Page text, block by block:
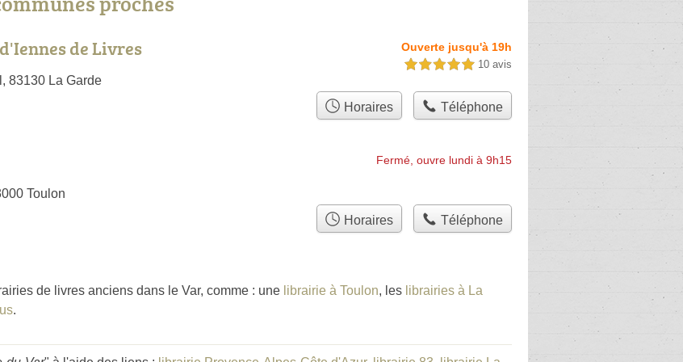
de Livres
83130 La Garde
Ouverte jusqu'à 19h
5,0 étoiles sur 5 10 avis
Horaires Téléphone
Toulon
Fermé, ouvre lundi à 9h15
Horaires Téléphone
de livres anciens dans le Var, comme : une librairie à Toulon, les librairies à La
.